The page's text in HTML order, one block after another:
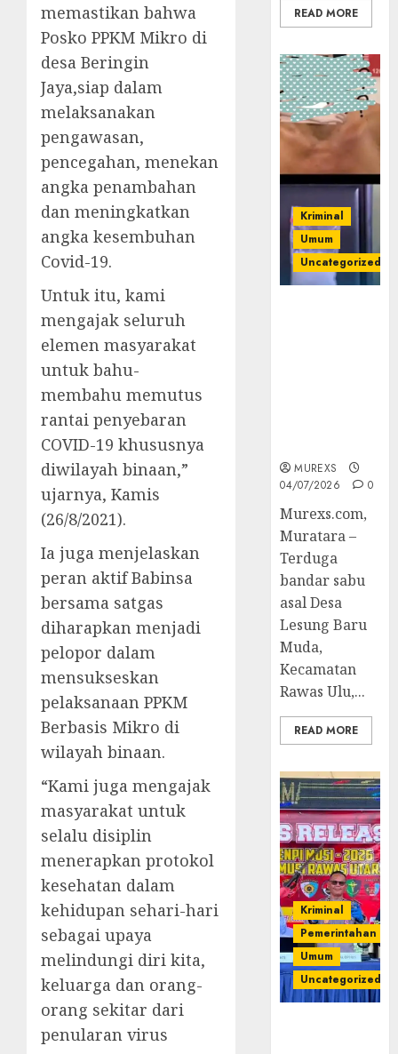
memastikan bahwa
Posko PPKM Mikro di
desa Beringin
Jaya,siap dalam
melaksanakan
pengawasan,
pencegahan, menekan
angka penambahan
dan meningkatkan
angka kesembuhan
Covid-19.
Untuk itu, kami
mengajak seluruh
elemen masyarakat
untuk bahu-
membahu memutus
rantai penyebaran
COVID-19 khususnya
diwilayah binaan,”
ujarnya, Kamis
(26/8/2021).
Ia juga menjelaskan
peran aktif Babinsa
bersama satgas
diharapkan menjadi
pelopor dalam
mensukseskan
pelaksanaan PPKM
Berbasis Mikro di
wilayah binaan.
“Kami juga mengajak
masyarakat untuk
selalu disiplin
menerapkan protokol
kesehatan dalam
kehidupan sehari-hari
sebagai upaya
melindungi diri kita,
keluarga dan orang-
orang sekitar dari
penularan virus
READ MORE
Kriminal
Umum
Uncategorized
MUREXS
04/07/2026
0
Murexs.com,
Muratara –
Terduga
bandar sabu
asal Desa
Lesung Baru
Muda,
Kecamatan
Rawas Ulu,...
READ MORE
Kriminal
Pemerintahan
Umum
Uncategorized